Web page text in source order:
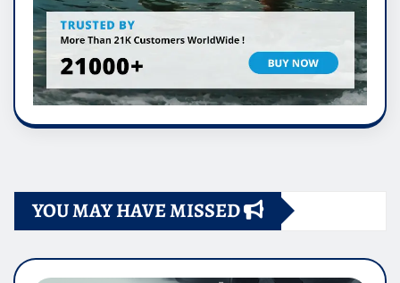
YOU MAY HAVE MISSED